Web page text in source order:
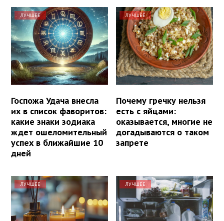
ЛУЧШЕЕ
Госпожа Удача внесла
их в список фаворитов:
какие знаки зодиака
ждет ошеломительный
успех в ближайшие 10
дней
ЛУЧШЕЕ
Почему гречку нельзя
есть с яйцами:
оказывается, многие не
догадываются о таком
запрете
ЛУЧШЕЕ ЛУЧШЕЕ